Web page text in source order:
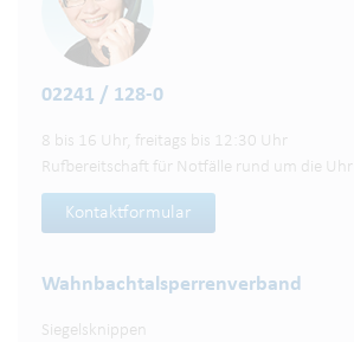
02241 / 128-0
8 bis 16 Uhr, freitags bis 12:30 Uhr
Rufbereitschaft für Notfälle rund um die Uhr
Kontaktformular
Wahnbachtalsperren­verband
Siegelsknippen